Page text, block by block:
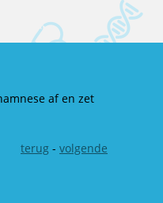
af en zet
terug - volgende